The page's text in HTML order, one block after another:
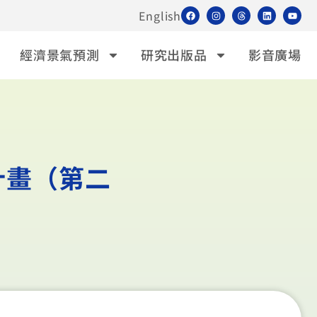
English
經濟景氣預測 研究出版品 影音廣場
（第二